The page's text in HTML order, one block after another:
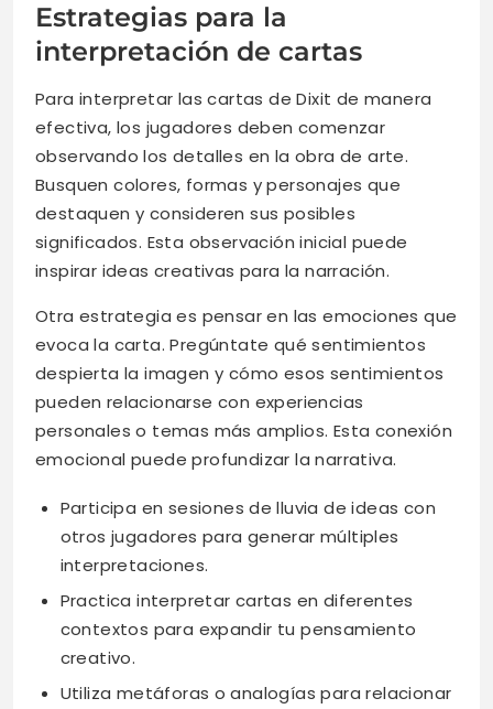
Estrategias para la
interpretación de cartas
Para interpretar las cartas de Dixit de manera
efectiva, los jugadores deben comenzar
observando los detalles en la obra de arte.
Busquen colores, formas y personajes que
destaquen y consideren sus posibles
significados. Esta observación inicial puede
inspirar ideas creativas para la narración.
Otra estrategia es pensar en las emociones que
evoca la carta. Pregúntate qué sentimientos
despierta la imagen y cómo esos sentimientos
pueden relacionarse con experiencias
personales o temas más amplios. Esta conexión
emocional puede profundizar la narrativa.
Participa en sesiones de lluvia de ideas con
otros jugadores para generar múltiples
interpretaciones.
Practica interpretar cartas en diferentes
contextos para expandir tu pensamiento
creativo.
Utiliza metáforas o analogías para relacionar